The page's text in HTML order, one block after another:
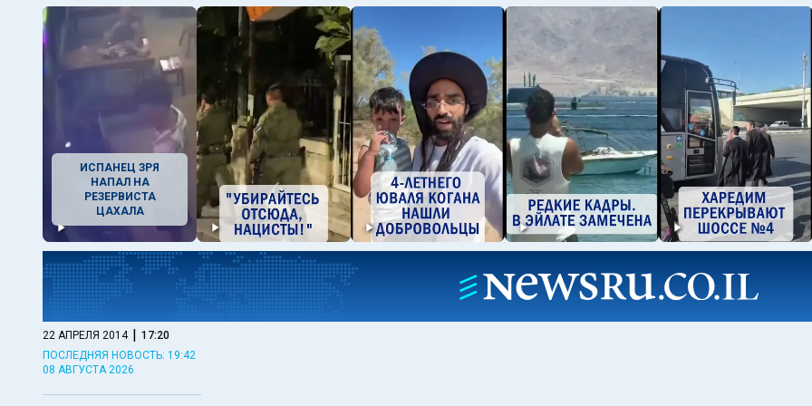
ИСПАНЕЦ ЗРЯ
НАПАЛ НА
РЕЗЕРВИСТА
ЦАХАЛА
22 АПРЕЛЯ 2014 | 17:20
ПОСЛЕДНЯЯ НОВОСТЬ: 19:42
08 АВГУСТА 2026